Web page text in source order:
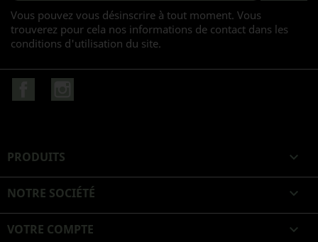
Vous pouvez vous désinscrire à tout moment. Vous
trouverez pour cela nos informations de contact dans les
conditions d'utilisation du site.
PRODUITS 
NOTRE SOCIÉTÉ 
VOTRE COMPTE 